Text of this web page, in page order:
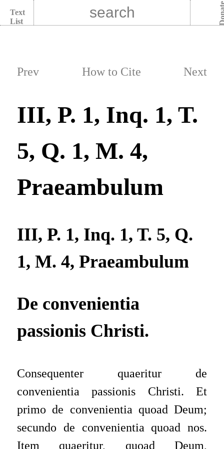
Text
List
Prev How to Cite Next
III, P. 1, Inq. 1, T.
5, Q. 1, M. 4,
Praeambulum
III, P. 1, Inq. 1, T. 5, Q.
1, M. 4, Praeambulum
De convenientia
passionis Christi.
Consequenter quaeritur de
convenientia passionis Christi. Et
primo de convenientia quoad Deum;
secundo de convenientia quoad nos.
Item quaeritur, quoad Deum,